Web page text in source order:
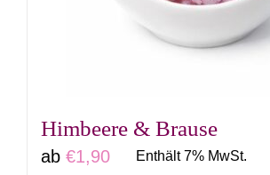
können
auf
werden
Himbeere & Brause
ab €1,90 Enthält 7% MwSt.